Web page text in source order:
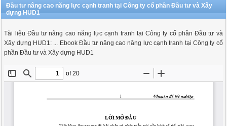
Đầu tư nâng cao năng lực cạnh tranh tại Công ty cổ phần Đầu tư và Xây
dựng HUD1
Tài liệu Đầu tư nâng cao năng lực cạnh tranh tại Công ty cổ phần Đầu tư và
Xây dựng HUD1: ... Ebook Đầu tư nâng cao năng lực cạnh tranh tại Công ty cổ
phần Đầu tư và Xây dựng HUD1